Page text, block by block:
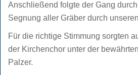
Anschließend folgte der Gang
Segnung aller Gräber durch
Für die richtige Stimmung sorgten
der Kirchenchor unter der
Palzer.